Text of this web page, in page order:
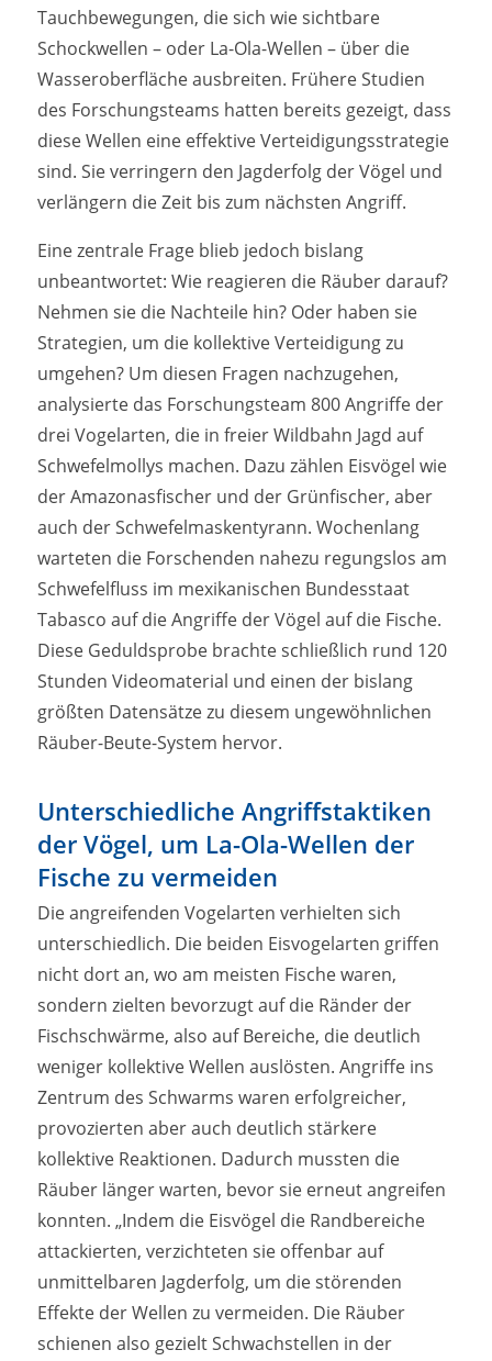
Tauchbewegungen, die sich wie sichtbare
Schockwellen – oder La-Ola-Wellen – über die
Wasseroberfläche ausbreiten. Frühere Studien
des Forschungsteams hatten bereits gezeigt, dass
diese Wellen eine effektive Verteidigungsstrategie
sind. Sie verringern den Jagderfolg der Vögel und
verlängern die Zeit bis zum nächsten Angriff.
Eine zentrale Frage blieb jedoch bislang
unbeantwortet: Wie reagieren die Räuber darauf?
Nehmen sie die Nachteile hin? Oder haben sie
Strategien, um die kollektive Verteidigung zu
umgehen? Um diesen Fragen nachzugehen,
analysierte das Forschungsteam 800 Angriffe der
drei Vogelarten, die in freier Wildbahn Jagd auf
Schwefelmollys machen. Dazu zählen Eisvögel wie
der Amazonasfischer und der Grünfischer, aber
auch der Schwefelmaskentyrann. Wochenlang
warteten die Forschenden nahezu regungslos am
Schwefelfluss im mexikanischen Bundesstaat
Tabasco auf die Angriffe der Vögel auf die Fische.
Diese Geduldsprobe brachte schließlich rund 120
Stunden Videomaterial und einen der bislang
größten Datensätze zu diesem ungewöhnlichen
Räuber-Beute-System hervor.
Unterschiedliche Angriffstaktiken
der Vögel, um La-Ola-Wellen der
Fische zu vermeiden
Die angreifenden Vogelarten verhielten sich
unterschiedlich. Die beiden Eisvogelarten griffen
nicht dort an, wo am meisten Fische waren,
sondern zielten bevorzugt auf die Ränder der
Fischschwärme, also auf Bereiche, die deutlich
weniger kollektive Wellen auslösten. Angriffe ins
Zentrum des Schwarms waren erfolgreicher,
provozierten aber auch deutlich stärkere
kollektive Reaktionen. Dadurch mussten die
Räuber länger warten, bevor sie erneut angreifen
konnten. „Indem die Eisvögel die Randbereiche
attackierten, verzichteten sie offenbar auf
unmittelbaren Jagderfolg, um die störenden
Effekte der Wellen zu vermeiden. Die Räuber
schienen also gezielt Schwachstellen in der